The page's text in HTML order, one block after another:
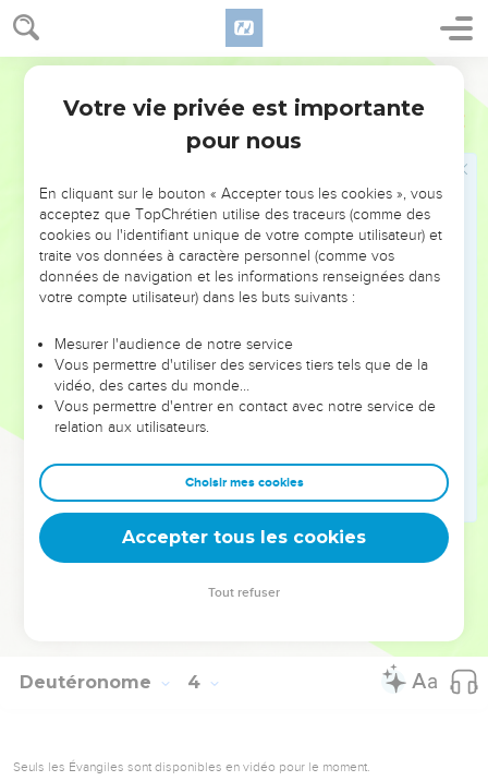
Deutéronome 3
Moïse n'entrera pas en Canaan
» A cette époque-là, j’ai imploré la grâce de l'Eternel en
‘Seigneur Eternel, tu as commencé à montrer à ton
serviteur ta grandeur et ta main puissante. En effet, quel dieu
y a-t-il, dans le ciel et sur la terre, qui puisse imiter tes
œuvres et ton extraordinaire façon d’agir ?
Laisse-moi traverser, je t’en prie, laisse-moi voir ce bon
pays de l'autre côté du Jourdain, ces belles montagnes et le
Mais l'Eternel était irrité contre moi, à cause de vous, et il
ne m’a pas écouté. L'Eternel m’a dit : ‘En voilà assez ! Ne me
parle plus de cette affaire.
27
le nord, le sud et l'est, et contemple le pays de tes yeux, car
tu ne passeras pas le Jourdain.
Donne des ordres à Josué, fortifie-le et affermis-le, car
c'est lui qui marchera devant ce peuple et qui le mettra en
Deutéronome 4
Seuls les Évangiles sont disponibles en vidéo pour le moment.
Votre vie privée est importante
pour nous
En cliquant sur le bouton « Accepter tous les cookies », vous
acceptez que TopChrétien utilise des traceurs (comme des
cookies ou l'identifiant unique de votre compte utilisateur) et
traite vos données à caractère personnel (comme vos
données de navigation et les informations renseignées dans
votre compte utilisateur) dans les buts suivants :
Mesurer l'audience de notre service
Vous permettre d'utiliser des services tiers tels que de la
vidéo, des cartes du monde…
Vous permettre d'entrer en contact avec notre service de
relation aux utilisateurs.
Choisir mes cookies
Accepter tous les cookies
Tout refuser